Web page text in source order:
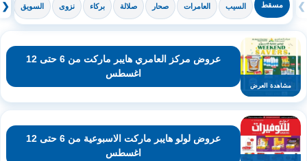
❮ مسقط السيب العامرات صحار صلالة بركاء نزوى السويق ❯
مشاهدة العرض
عروض مركز العامري هايبر ماركت من 6 حتى 12
اغسطس
عروض لولو هايبر ماركت الاسبوعية من 6 حتى 12
اغسطس